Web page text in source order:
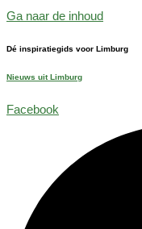
Ga naar de inhoud
Dé inspiratiegids voor Limburg
Nieuws uit Limburg
Facebook